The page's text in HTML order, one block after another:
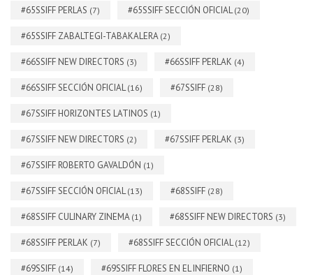
#65SSIFF PERLAS (7) #65SSIFF SECCIÓN OFICIAL(20)
#65SSIFF ZABALTEGI-TABAKALERA (2)
#66SSIFF NEW DIRECTORS (3) #66SSIFF PERLAK (4)
#66SSIFF SECCIÓN OFICIAL(16) #67SSIFF (28)
#67SSIFF HORIZONTES LATINOS (1)
#67SSIFF NEW DIRECTORS (2) #67SSIFF PERLAK (3)
#67SSIFF ROBERTO GAVALDÓN (1)
#67SSIFF SECCIÓN OFICIAL(13) #68SSIFF (28)
#68SSIFF CULINARY ZINEMA (1) #68SSIFF NEW DIRECTORS (3)
#68SSIFF PERLAK (7) #68SSIFF SECCIÓN OFICIAL(12)
#69SSIFF (14) #69SSIFF FLORES EN EL INFIERNO (1)